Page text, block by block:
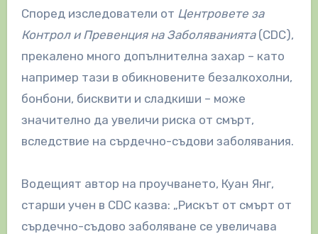
Според изследователи от Центровете за
Контрол и Превенция на Заболяванията(CDC),
прекалено много допълнителна захар – като
например тази в обикновените безалкохолни,
бонбони, бисквити и сладкиши – може
значително да увеличи риска от смърт,
вследствие на сърдечно-съдови заболявания.
Водещият автор на проучването, Куан Янг,
старши учен в CDC казва: „Рискът от смърт от
сърдечно-съдово заболяване се увеличава